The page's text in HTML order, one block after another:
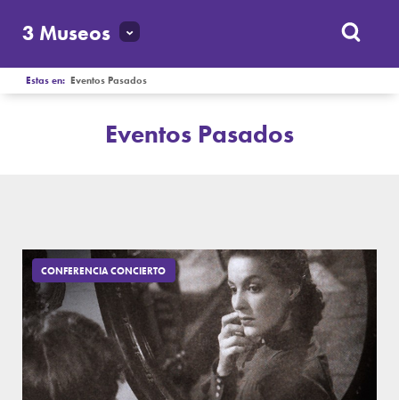
3 Museos
Estas en:Eventos Pasados
Eventos Pasados
CONFERENCIA CONCIERTO